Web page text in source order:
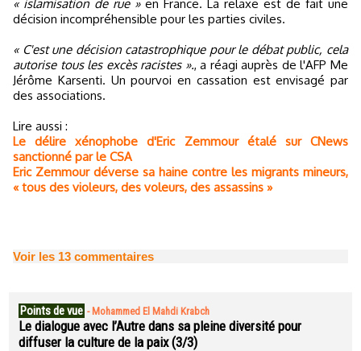
« islamisation de rue »en France. La relaxe est de fait une
décision incompréhensible pour les parties civiles.
« C'est une décision catastrophique pour le débat public, cela
autorise tous les excès racistes »., a réagi auprès de l'AFP Me
Jérôme Karsenti. Un pourvoi en cassation est envisagé par
des associations.
Lire aussi :
Le délire xénophobe d'Eric Zemmour étalé sur CNews
sanctionné par le CSA
Eric Zemmour déverse sa haine contre les migrants mineurs,
« tous des violeurs, des voleurs, des assassins »
Voir les 13 commentaires
Points de vue - Mohammed El Mahdi Krabch
Le dialogue avec l’Autre dans sa pleine diversité pour
diffuser la culture de la paix (3/3)